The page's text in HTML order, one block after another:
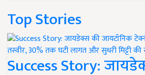
Top Stories
Success Story: